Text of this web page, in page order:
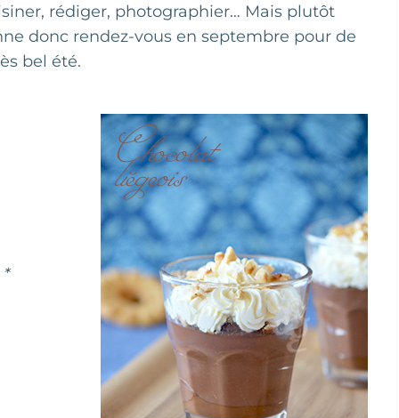
rédiger, photographier… Mais plutôt
donc rendez-vous en septembre pour de
bel été.